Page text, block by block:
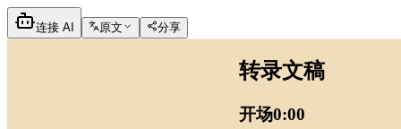
连接 AI 原文 分享
转录文稿
开场0:00